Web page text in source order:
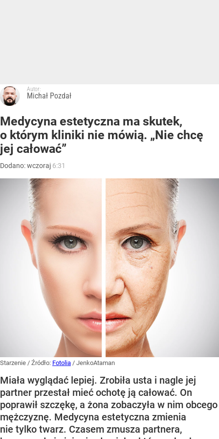
Autor:
Michał Pozdał
Medycyna estetyczna ma skutek,
o którym kliniki nie mówią. „Nie chcę
jej całować”
Dodano:wczoraj 6:31
Starzenie / Źródło: Fotolia / JenkoAtaman
Miała wyglądać lepiej. Zrobiła usta i nagle jej
partner przestał mieć ochotę ją całować. On
poprawił szczękę, a żona zobaczyła w nim obcego
mężczyznę. Medycyna estetyczna zmienia
nie tylko twarz. Czasem zmusza partnera,